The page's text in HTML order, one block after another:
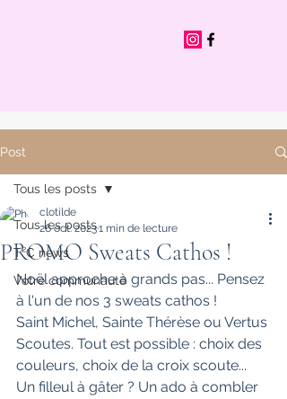
Post
Tous les posts
T²C news
Votre communauté
Tous les posts
PROMO Sweats Cathos !
clotilde
26 oct. 20231 min de lecture
Noël approche à grands pas... Pensez
à l'un de nos 3 sweats cathos !
Saint Michel, Sainte Thérèse ou Vertus
Scoutes. Tout est possible : choix des
couleurs, choix de la croix scoute...
Un filleul à gâter ? Un ado à combler